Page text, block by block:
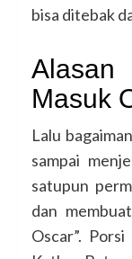
bisa ditebak
Masuk
Lalu
sampai
satupun
dan
Oscar”.